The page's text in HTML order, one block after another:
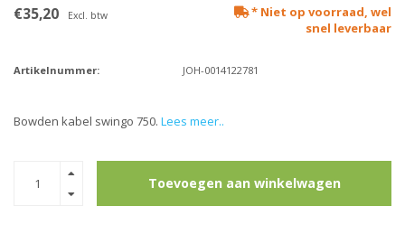
€35,20 Excl. btw
* Niet op voorraad, wel
snel leverbaar
Artikelnummer: JOH-0014122781
Bowden kabel swingo 750. Lees meer..
Toevoegen aan winkelwagen